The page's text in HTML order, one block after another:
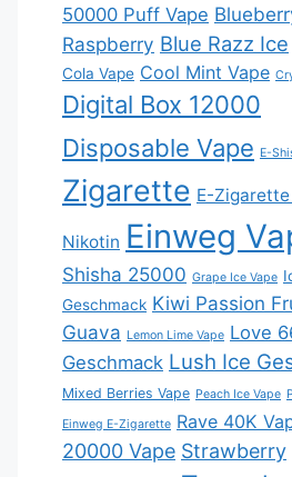
50000 Puff Vape
Raspberry Blue Razz Ice
Cola Vape Cool Mint Vape
Digital Box 12000
Disposable Vape E-
Zigarette E-
Nikotin Einweg
Shisha 25000 Grape Ice Vape
Geschmack Kiwi Passion
Guava Lemon Lime Vape Love
Geschmack Lush Ice
Mixed Berries Vape Peach Ice Vape
Einweg E-Zigarette Rave 40K
20000 Vape Strawberry